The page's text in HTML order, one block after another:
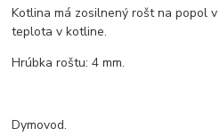
Kotlina má zosilnený rošt na popol
teplota v kotline.
Hrúbka roštu: 4 mm.
Dymovod.